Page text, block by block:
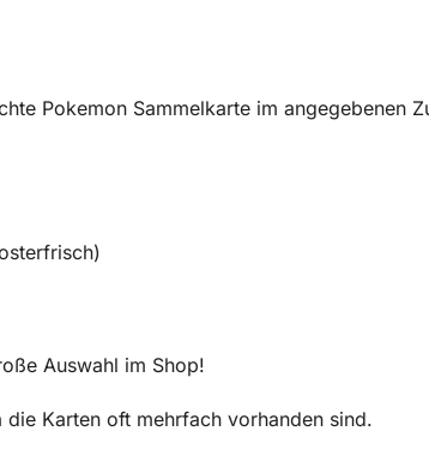
Pokemon Sammelkarte im angegebenen
Auswahl im Shop!
die Karten oft mehrfach vorhanden sind.